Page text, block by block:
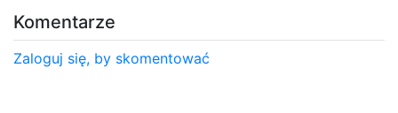
Komentarze
Zaloguj się, by skomentować